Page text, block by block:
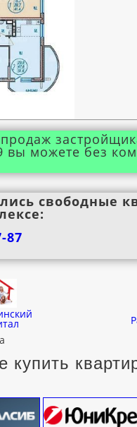
вы можете без
свободные
87